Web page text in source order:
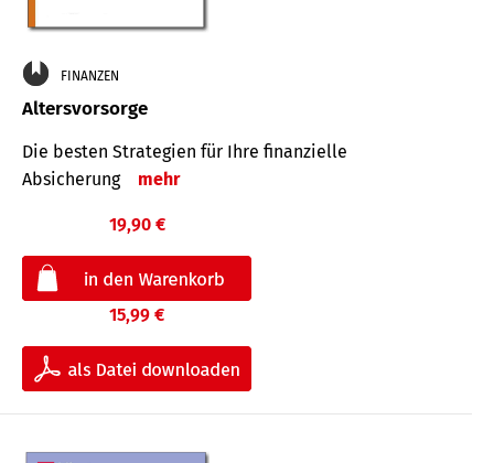
FINANZEN
Altersvorsorge
Die besten Strategien für Ihre finanzielle
Absicherung
mehr
19,90 €
15,99 €